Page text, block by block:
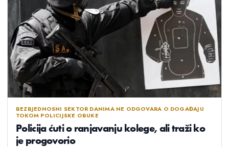
BEZBJEDNOSNI SEKTOR DANIMA NE ODGOVARA O DOGAĐAJU
TOKOM POLICIJSKE OBUKE
Policija ćuti o ranjavanju kolege, ali traži ko
je progovorio